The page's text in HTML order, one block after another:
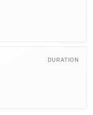
DURATION